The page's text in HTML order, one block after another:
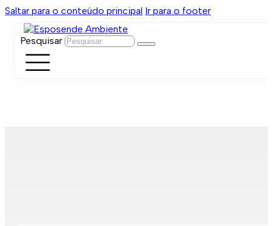
Saltar para o conteúdo principal Ir para o footer
Pesquisar